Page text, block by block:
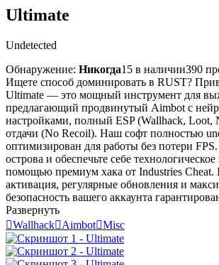
Ultimate
Undetected
Обнаружение: Никогда15 в наличии390
Ищете способ доминировать в RUST?
Ultimate — это мощный инструмент для
предлагающий продвинутый Aimbot с
настройками, полный ESP (Wallhack, Loot,
отдачи (No Recoil). Наш софт полностью
оптимизирован для работы без потери
острова и обеспечьте себе
помощью премиум хака от Industries Cheat.
активация, регулярные обновления и
безопасность вашего аккаунта
Развернуть
WallhackAimbotMisc